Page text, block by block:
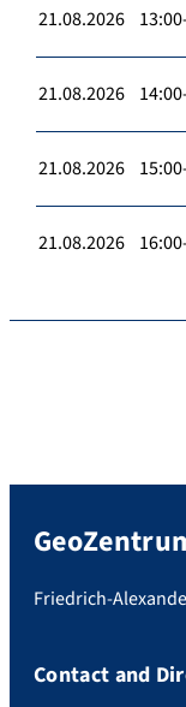
21.08.2026
21.08.2026
21.08.2026
21.08.2026
Friedrich-
Contact and